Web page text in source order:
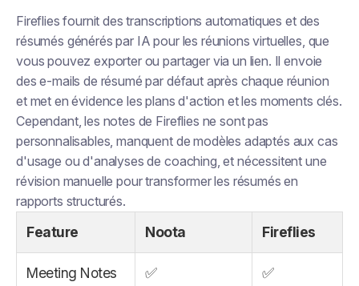
Fireflies fournit des transcriptions automatiques et des
résumés générés par IA pour les réunions virtuelles, que
vous pouvez exporter ou partager via un lien. Il envoie
des e-mails de résumé par défaut après chaque réunion
et met en évidence les plans d'action et les moments clés.
Cependant, les notes de Fireflies ne sont pas
personnalisables, manquent de modèles adaptés aux cas
d'usage ou d'analyses de coaching, et nécessitent une
révision manuelle pour transformer les résumés en
rapports structurés.
Feature Noota Fireflies
Meeting Notes ✅ ✅